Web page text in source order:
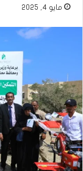
مايو 4, 2025